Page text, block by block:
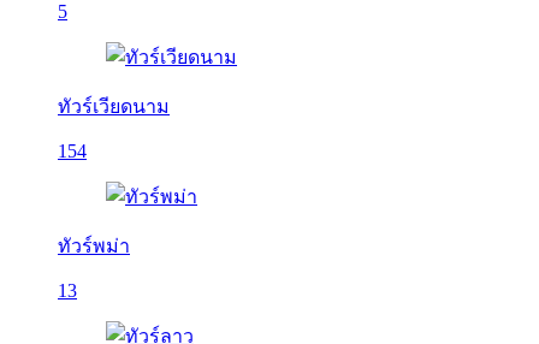
5
ทัวร์เวียดนาม
154
ทัวร์พม่า
13